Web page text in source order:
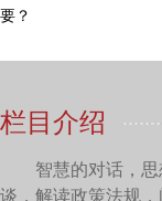
（本期人员